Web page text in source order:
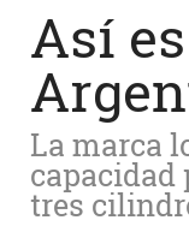
Así
La marca
capacidad
tres